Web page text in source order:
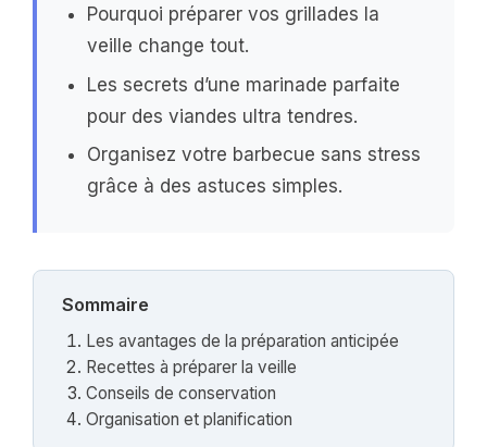
Pourquoi préparer vos grillades la
veille change tout.
Les secrets d’une marinade parfaite
pour des viandes ultra tendres.
Organisez votre barbecue sans stress
grâce à des astuces simples.
Sommaire
Les avantages de la préparation anticipée
Recettes à préparer la veille
Conseils de conservation
Organisation et planification